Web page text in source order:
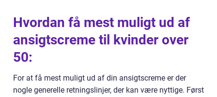
Hvordan få mest muligt ud af
ansigtscreme til kvinder over
50:
For at få mest muligt ud af din ansigtscreme er der
nogle generelle retningslinjer, der kan være nyttige. Først